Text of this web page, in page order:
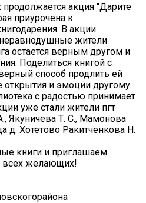
акция "Дарите
приурочена к
В акции
жители
остается верным другом и
Поделиться книгой с
способ продлить ей
открытия и эмоции другому
с радостью принимает
уже стали жители пгт
Якуничева Т. С., Мамонова
д. Хотетово Ракитченкова Н.
книги и приглашаем
всех желающих!